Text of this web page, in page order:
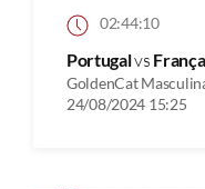
02:44:10
Portugalvs França
GoldenCat
24/08/2024 15:25